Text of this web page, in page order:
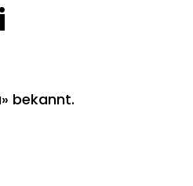
bekannt.